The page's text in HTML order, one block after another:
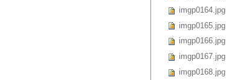
imgp0164.jpg
imgp0165.jpg
imgp0166.jpg
imgp0167.jpg
imgp0168.jpg